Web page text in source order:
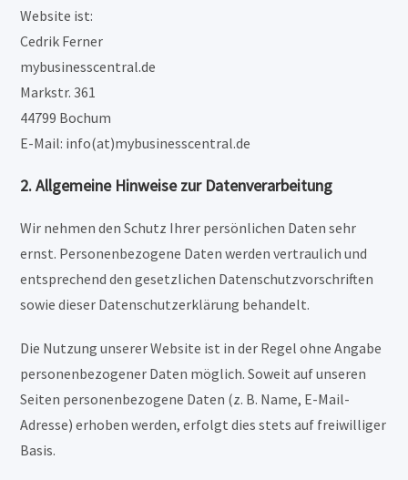
Website ist:
Cedrik Ferner
mybusinesscentral.de
Markstr. 361
44799 Bochum
E-Mail: info(at)mybusinesscentral.de
2. Allgemeine Hinweise zur Datenverarbeitung
Wir nehmen den Schutz Ihrer persönlichen Daten sehr
ernst. Personenbezogene Daten werden vertraulich und
entsprechend den gesetzlichen Datenschutzvorschriften
sowie dieser Datenschutzerklärung behandelt.
Die Nutzung unserer Website ist in der Regel ohne Angabe
personenbezogener Daten möglich. Soweit auf unseren
Seiten personenbezogene Daten (z. B. Name, E-Mail-
Adresse) erhoben werden, erfolgt dies stets auf freiwilliger
Basis.